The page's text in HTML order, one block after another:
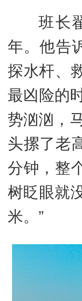
班长
年。他告
探水杆、
最凶险的
势汹汹，
头摞了老
分钟，整
树眨眼就
米。”